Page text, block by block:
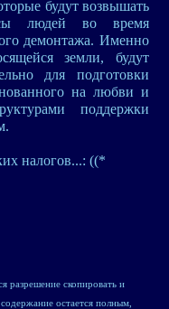
будут возвышать
людей во время
демонтажа. Именно
земли, будут
для подготовки
на любви и
поддержки
налогов...: ((*
разрешение скопировать и
остается полным,